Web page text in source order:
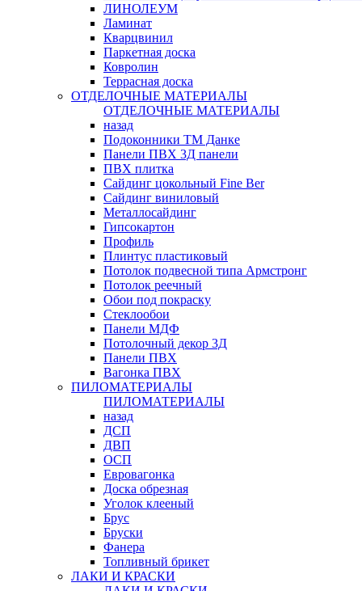
ЛИНОЛЕУМ
Ламинат
Кварцвинил
Паркетная доска
Ковролин
Террасная доска
ОТДЕЛОЧНЫЕ МАТЕРИАЛЫ
ОТДЕЛОЧНЫЕ МАТЕРИАЛЫ
назад
Подоконники ТМ Данке
Панели ПВХ 3Д панели
ПВХ плитка
Сайдинг цокольный Fine Ber
Сайдинг виниловый
Металлосайдинг
Гипсокартон
Профиль
Плинтус пластиковый
Потолок подвесной типа Армстронг
Потолок реечный
Обои под покраску
Стеклообои
Панели МДФ
Потолочный декор 3Д
Панели ПВХ
Вагонка ПВХ
ПИЛОМАТЕРИАЛЫ
ПИЛОМАТЕРИАЛЫ
назад
ДСП
ДВП
ОСП
Евровагонка
Доска обрезная
Уголок клееный
Брус
Бруски
Фанера
Топливный брикет
ЛАКИ И КРАСКИ